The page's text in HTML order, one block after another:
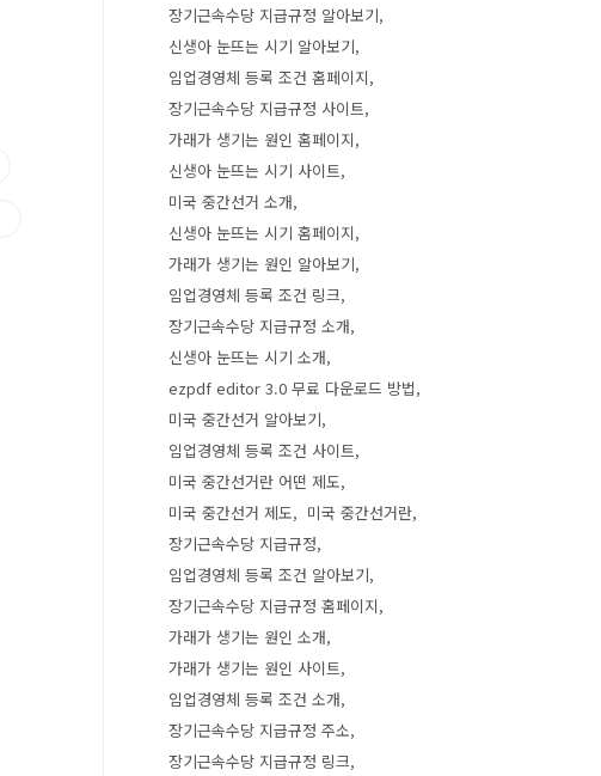
장기근속수당 지급규정 알아보기
신생아 눈뜨는 시기 알아보기
임업경영체 등록 조건 홈페이지
장기근속수당 지급규정 사이트
가래가 생기는 원인 홈페이지
신생아 눈뜨는 시기 사이트
미국 중간선거 소개
신생아 눈뜨는 시기 홈페이지
가래가 생기는 원인 알아보기
임업경영체 등록 조건 링크
장기근속수당 지급규정 소개
신생아 눈뜨는 시기 소개
ezpdf editor 3.0 무료 다운로드 방법
미국 중간선거 알아보기
임업경영체 등록 조건 사이트
미국 중간선거란 어떤 제도
미국 중간선거 제도
미국 중간선거란
장기근속수당 지급규정
임업경영체 등록 조건 알아보기
장기근속수당 지급규정 홈페이지
가래가 생기는 원인 소개
가래가 생기는 원인 사이트
임업경영체 등록 조건 소개
장기근속수당 지급규정 주소
장기근속수당 지급규정 링크